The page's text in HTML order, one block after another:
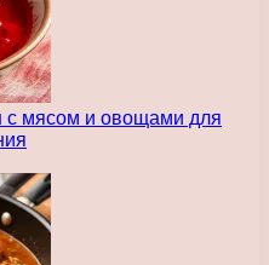
с мясом и овощами для